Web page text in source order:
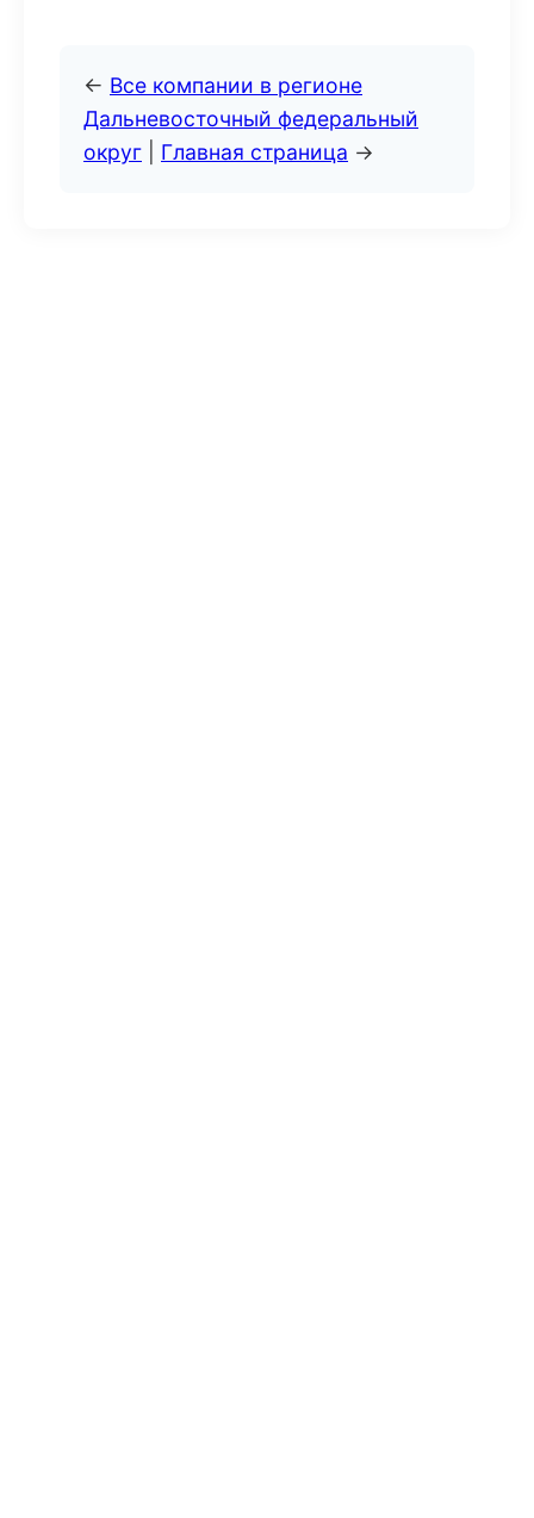
← Все компании в регионе
Дальневосточный федеральный
округ
Главная страница →